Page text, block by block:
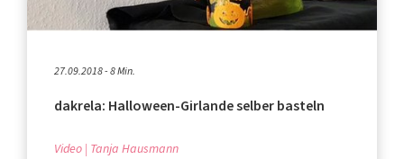
27.09.2018 - 8 Min.
dakrela: Halloween-Girlande selber basteln
Video Tanja Hausmann